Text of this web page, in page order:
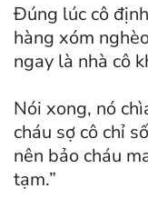
Đúng lúc cô
hàng xóm
ngay là nhà cô
Nói xong, nó
cháu sợ cô chỉ
nên bảo cháu
tạm.”